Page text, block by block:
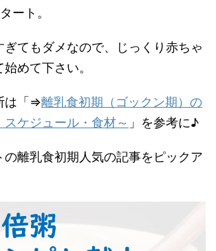
ート。
ぎてもダメなので、じっくり赤ちゃ
めて下さい。
は「⇒離乳食初期（ゴックン期）の
ケジュール・食材～ 」を参考に♪
の離乳食初期人気の記事をピックア